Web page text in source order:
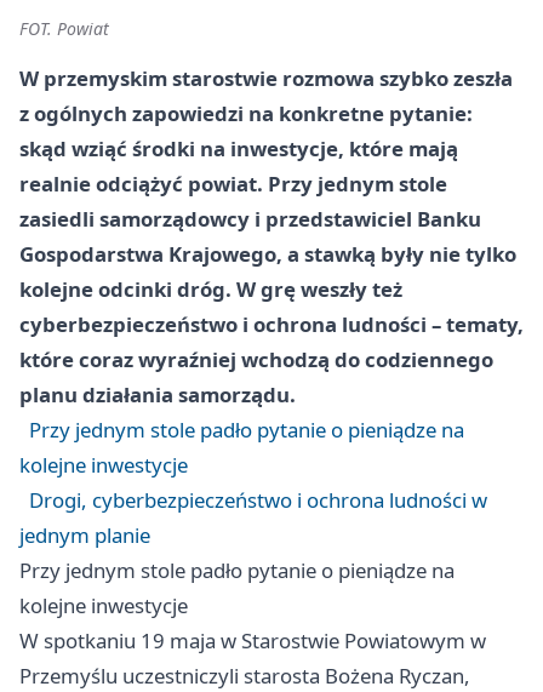
FOT. Powiat
W przemyskim starostwie rozmowa szybko zeszła
z ogólnych zapowiedzi na konkretne pytanie:
skąd wziąć środki na inwestycje, które mają
realnie odciążyć powiat. Przy jednym stole
zasiedli samorządowcy i przedstawiciel Banku
Gospodarstwa Krajowego, a stawką były nie tylko
kolejne odcinki dróg. W grę weszły też
cyberbezpieczeństwo i ochrona ludności – tematy,
które coraz wyraźniej wchodzą do codziennego
planu działania samorządu.
Przy jednym stole padło pytanie o pieniądze na
kolejne inwestycje
Drogi, cyberbezpieczeństwo i ochrona ludności w
jednym planie
Przy jednym stole padło pytanie o pieniądze na
kolejne inwestycje
W spotkaniu 19 maja w Starostwie Powiatowym w
Przemyślu uczestniczyli starosta Bożena Ryczan,